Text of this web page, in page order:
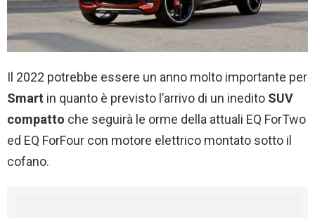
Il 2022 potrebbe essere un anno molto importante per
Smart in quanto è previsto l’arrivo di un inedito SUV
compatto che seguirà le orme della attuali EQ ForTwo
ed EQ ForFour con motore elettrico montato sotto il
cofano.